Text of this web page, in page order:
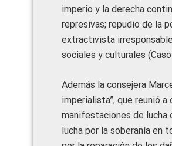
imperio y la derecha
represivas; repudio de la
extractivista
sociales y culturales
Además la consejera
imperialista”, que reunió
manifestaciones de lucha
lucha por la soberanía en